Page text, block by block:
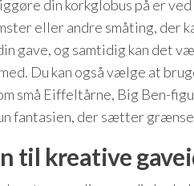
din korkglobus på er
eller andre småting, der
gave, og samtidig kan det
Du kan også vælge at
små Eiffeltårne, Big Ben-
fantasien, der sætter
til kreative